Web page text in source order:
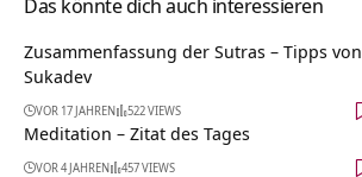
Zusammenfassung der Sutras – Tipps von
Sukadev
VOR 17 JAHREN 522 VIEWS
Meditation – Zitat des Tages
VOR 4 JAHREN 457 VIEWS